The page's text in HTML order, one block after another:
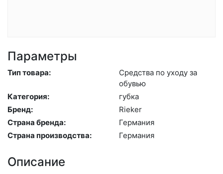
Параметры
Тип товара:
Средс­тва по ухо­ду за
обувью
Категория:
губ­ка
Бренд:
Ri­eker
Страна бренда:
Гер­ма­ния
Страна производства:
Гер­ма­ния
Описание